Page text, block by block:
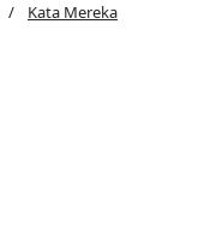
Kata Mereka